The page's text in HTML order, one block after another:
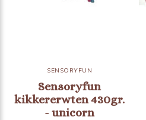
SENSORYFUN
Sensoryfun
kikkererwten 430gr.
- unicorn